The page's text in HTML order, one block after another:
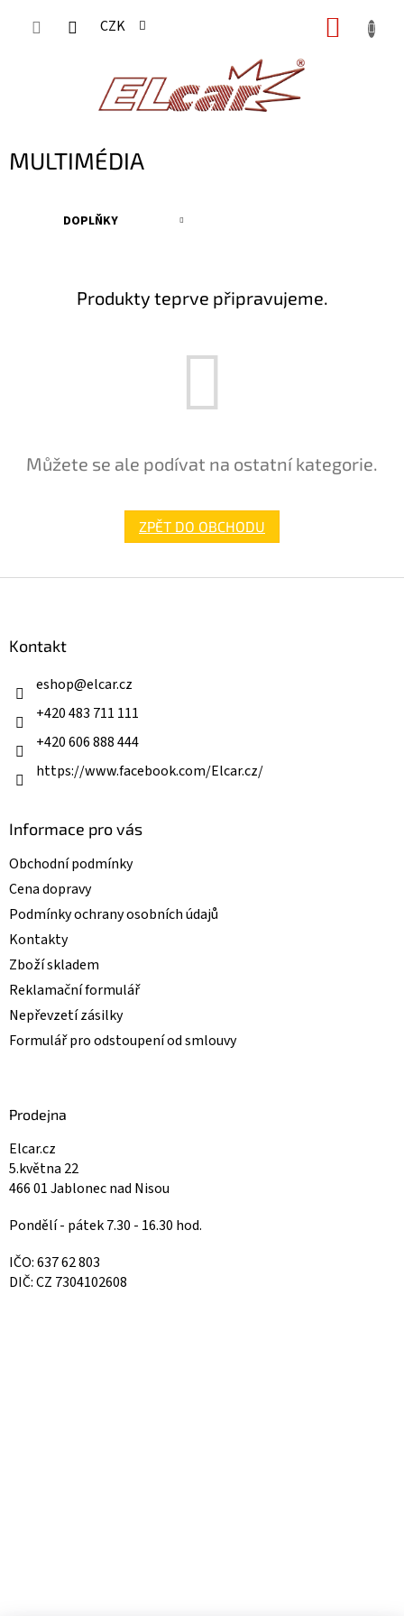
CZK
MULTIMÉDIA
DOPLŇKY
Produkty teprve připravujeme.
Můžete se ale podívat na ostatní kategorie.
ZPĚT DO OBCHODU
Kontakt
eshop@elcar.cz
+420 483 711 111
+420 606 888 444
https://www.facebook.com/Elcar.cz/
Informace pro vás
Obchodní podmínky
Cena dopravy
Podmínky ochrany osobních údajů
Kontakty
Zboží skladem
Reklamační formulář
Nepřevzetí zásilky
Formulář pro odstoupení od smlouvy
Prodejna
Elcar.cz
5.května 22
466 01 Jablonec nad Nisou
Pondělí - pátek 7.30 - 16.30 hod.
IČO: 637 62 803
DIČ: CZ 7304102608